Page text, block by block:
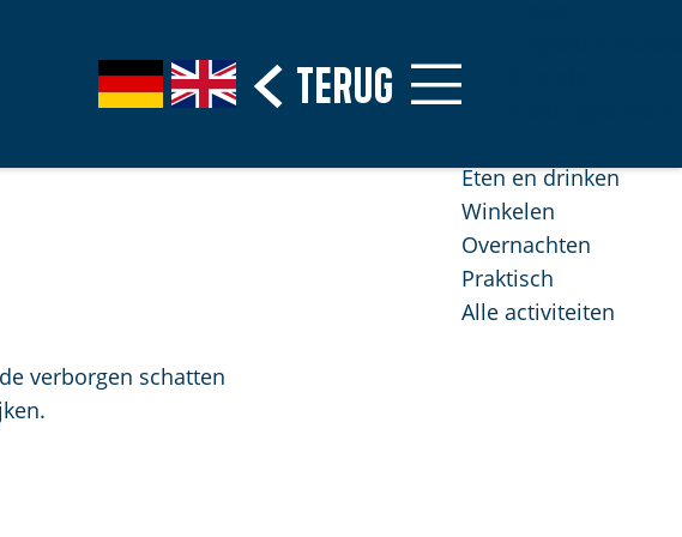
Terug
S
e
e
t
G
e
e
u
G
o
o
g
Eten en drinken
Winkelen
Overnachten
Praktisch
Alle activiteiten
verborgen schatten